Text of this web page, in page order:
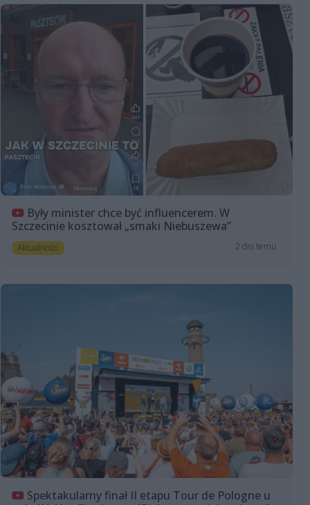
Były minister chce być influencerem. W
Szczecinie kosztował „smaki Niebuszewa”
Aktualności 2 dni temu
Spektakularny finał II etapu Tour de Pologne u